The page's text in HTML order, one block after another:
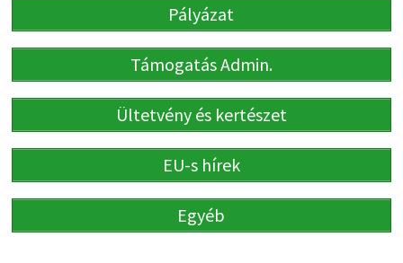
Pályázat
Támogatás Admin.
Ültetvény és kertészet
EU-s hírek
Egyéb